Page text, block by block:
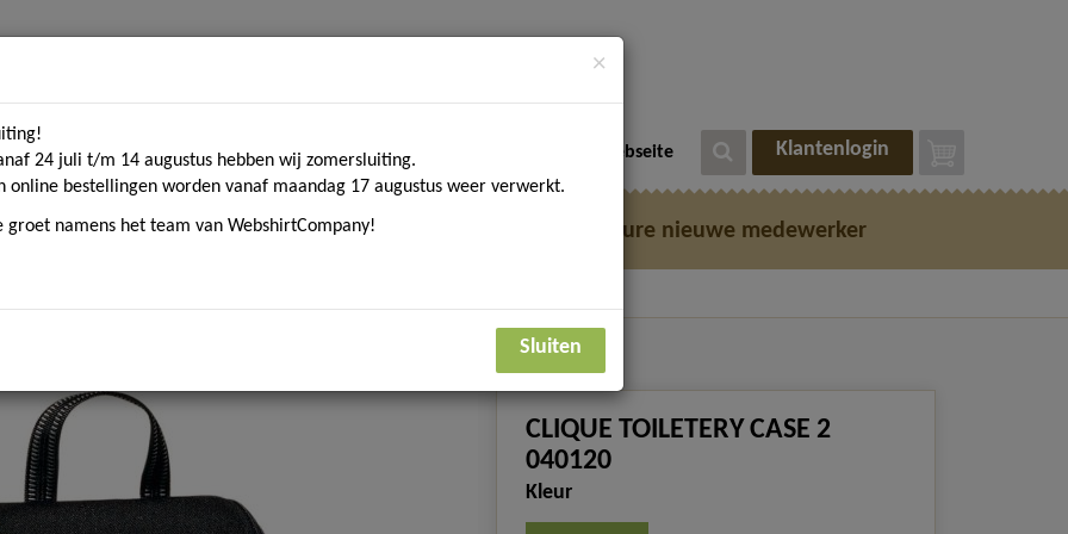
Home Contact Over ons Merken Deutsche Webseite Klantenlogin
textiel Sport gerelateerde textiel Vacature nieuwe medewerker
CLIQUE TOILETERY CASE 2
040120
Kleur
×
24 juli t/m 14 augustus hebben wij zomersluiting.
online bestellingen worden vanaf maandag 17 augustus weer verwerkt.
groet namens het team van WebshirtCompany!
Sluiten